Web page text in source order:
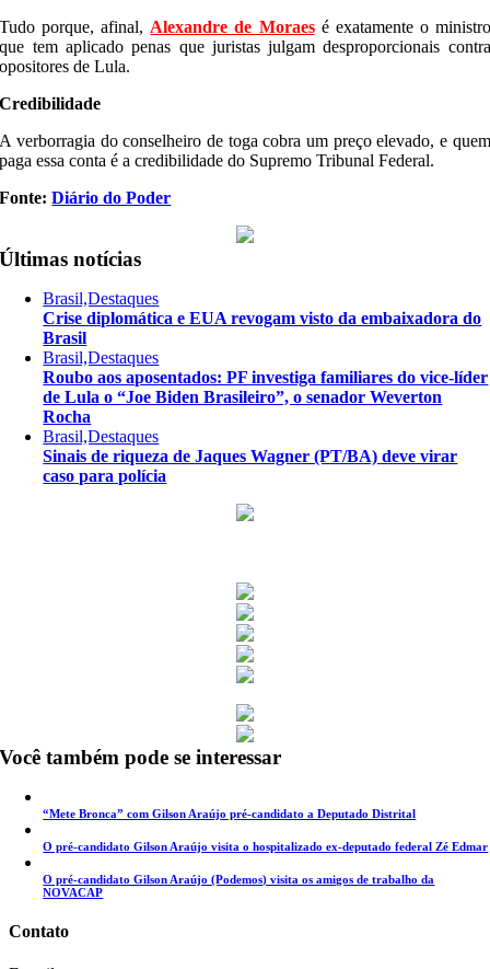
Tudo porque, afinal, Alexandre de Moraes é exatamente o ministro
que tem aplicado penas que juristas julgam desproporcionais contra
opositores de Lula.
Credibilidade
A verborragia do conselheiro de toga cobra um preço elevado, e quem
paga essa conta é a credibilidade do Supremo Tribunal Federal.
Fonte:Diário do Poder
Últimas notícias
Brasil,Destaques
Crise diplomática e EUA revogam visto da embaixadora do
Brasil
Brasil,Destaques
Roubo aos aposentados: PF investiga familiares do vice-líder
de Lula o “Joe Biden Brasileiro”, o senador Weverton
Rocha
Brasil,Destaques
Sinais de riqueza de Jaques Wagner (PT/BA) deve virar
caso para polícia
Você também pode se interessar
“Mete Bronca” com Gilson Araújo pré-candidato a Deputado Distrital
O pré-candidato Gilson Araújo visita o hospitalizado ex-deputado federal Zé Edmar
O pré-candidato Gilson Araújo (Podemos) visita os amigos de trabalho da
NOVACAP
Contato